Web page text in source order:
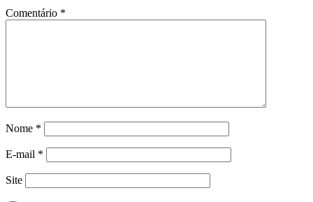
Comentário *
Nome *
E-mail *
Site